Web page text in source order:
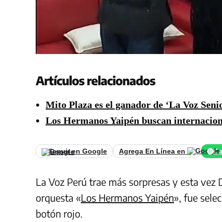
Artículos relacionados
Mito Plaza es el ganador de ‘La Voz
Los Hermanos Yaipén buscan
Seguir en Google Agrega En Línea en
La Voz Perú trae más sorpresas y esta
orquesta «Los Hermanos Yaipén», fue
botón rojo.